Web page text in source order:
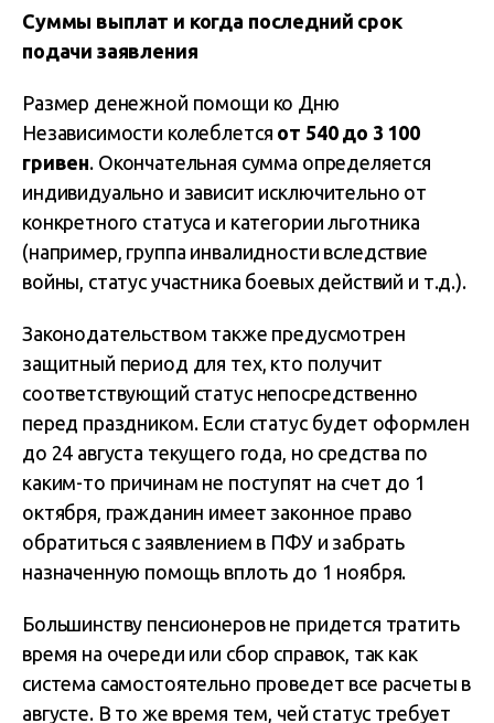
Суммы выплат и когда последний срок
подачи заявления
Размер денежной помощи ко Дню
Независимости колеблется от 540 до 3 100
гривен. Окончательная сумма определяется
индивидуально и зависит исключительно от
конкретного статуса и категории льготника
(например, группа инвалидности вследствие
войны, статус участника боевых действий и т.д.).
Законодательством также предусмотрен
защитный период для тех, кто получит
соответствующий статус непосредственно
перед праздником. Если статус будет оформлен
до 24 августа текущего года, но средства по
каким-то причинам не поступят на счет до 1
октября, гражданин имеет законное право
обратиться с заявлением в ПФУ и забрать
назначенную помощь вплоть до 1 ноября.
Большинству пенсионеров не придется тратить
время на очереди или сбор справок, так как
система самостоятельно проведет все расчеты в
августе. В то же время тем, чей статус требует